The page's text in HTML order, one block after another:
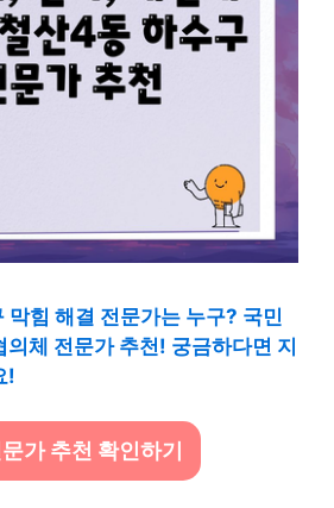
막힘 해결 전문가는 누구? 국민
의체 전문가 추천! 궁금하다면 지
!
가 추천 확인하기